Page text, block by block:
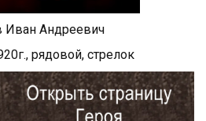
Иван Андреевич
рядовой, стрелок